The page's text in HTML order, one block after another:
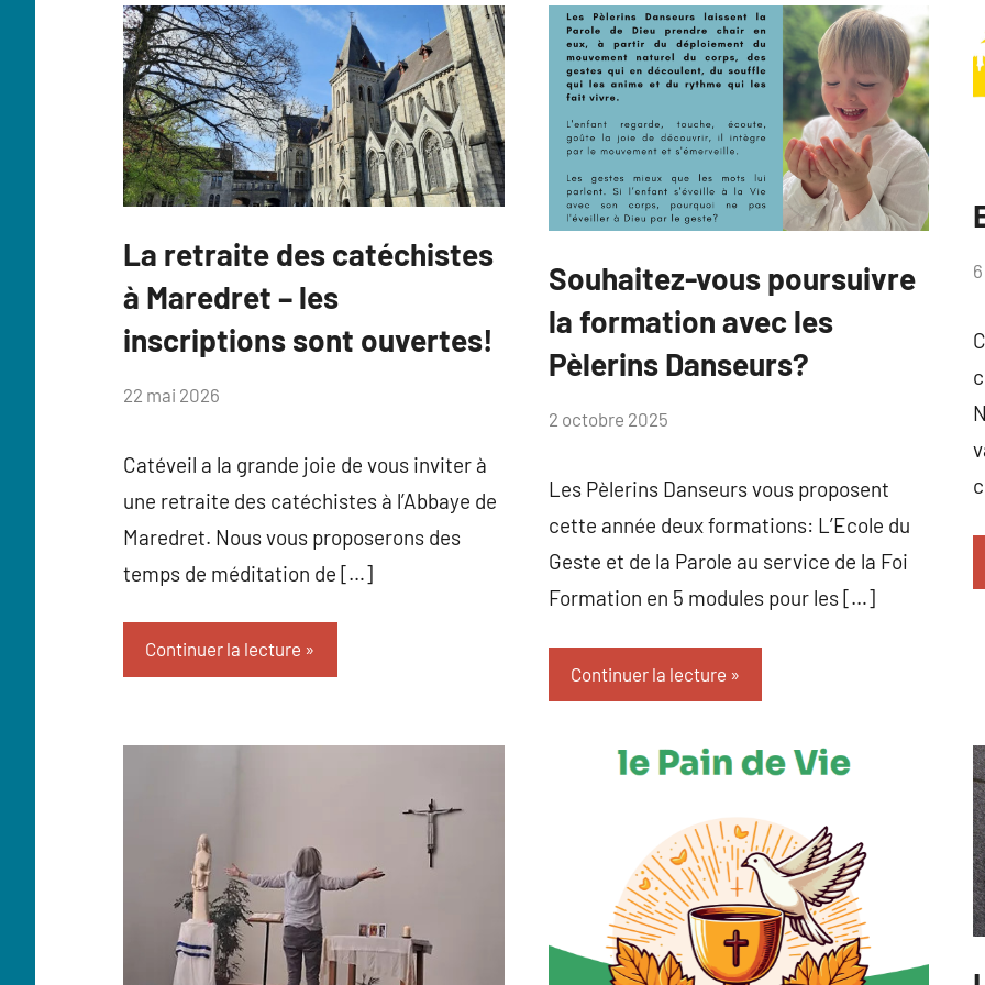
de
Namur
Catéveil
La retraite des catéchistes
à Maredret – les
inscriptions sont ouvertes!
par
Flahaux
22 mai 2026
Catéveil a la grande joie de vous inviter à
une retraite des catéchistes à l’Abbaye de
Maredret. Nous vous proposerons des
temps de méditation de […]
Continuer la lecture
Catéveil
Souhaitez-vous poursuivre
la formation avec les
Pèlerins Danseurs?
par
Flahaux
2 octobre 2025
Les Pèlerins Danseurs vous proposent
cette année deux formations: L’Ecole du
Geste et de la Parole au service de la Foi
Formation en 5 modules pour les […]
Continuer la lecture